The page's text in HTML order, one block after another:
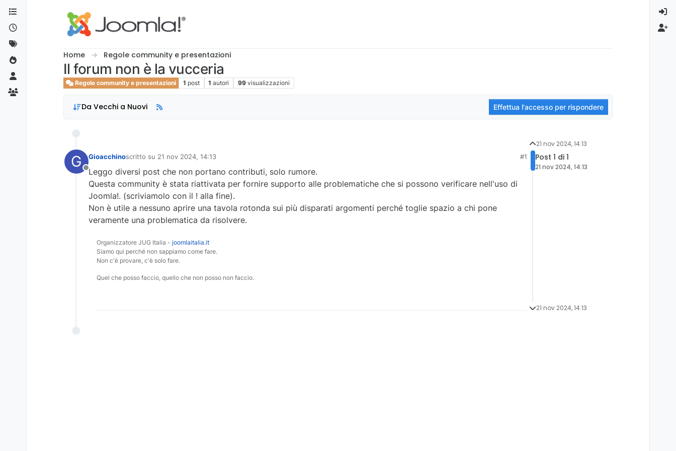
Salta al contenuto
Home Regole community e presentazioni
Il forum non è la vucceria
Regole community e presentazioni 1 post 1 autori 99 visualizzazioni
Da Vecchi a Nuovi Effettua l'accesso per rispondere
G
Non in linea
Gioacchinoscritto su 21 nov 2024, 14:13
ultima modifica di
#1
Leggo diversi post che non portano contributi, solo rumore.
Questa community è stata riattivata per fornire supporto alle problematiche che si possono verificare nell'uso di
Joomla!. (scriviamolo con il ! alla fine).
Non è utile a nessuno aprire una tavola rotonda sui più disparati argomenti perché toglie spazio a chi pone
veramente una problematica da risolvere.
Organizzatore JUG Italia - joomlaitalia.it
Siamo qui perché non sappiamo come fare.
Non c'è provare, c'è solo fare.
Quel che posso faccio, quello che non posso non faccio.
21 nov 2024, 14:13
Post 1 di 1
21 nov 2024, 14:13
21 nov 2024, 14:13